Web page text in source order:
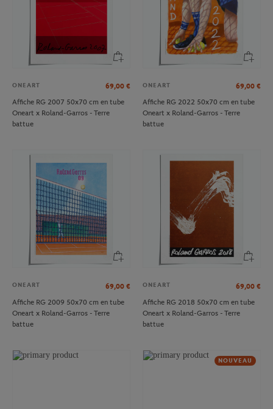
ONEART 69,00 €
Affiche RG 2007 50x70 cm en tube
Oneart x Roland-Garros - Terre
battue
ONEART 69,00 €
Affiche RG 2022 50x70 cm en tube
Oneart x Roland-Garros - Terre
battue
ONEART 69,00 €
Affiche RG 2009 50x70 cm en tube
Oneart x Roland-Garros - Terre
battue
ONEART 69,00 €
Affiche RG 2018 50x70 cm en tube
Oneart x Roland-Garros - Terre
battue
NOUVEAU